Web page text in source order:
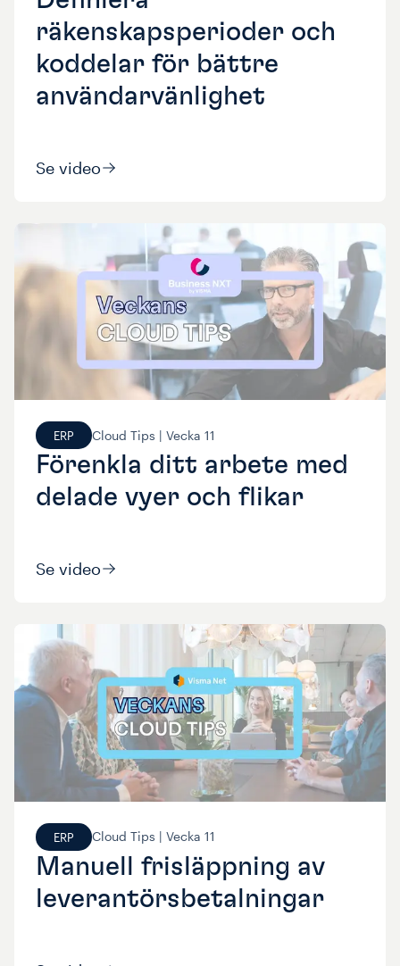
räkenskapsperioder och
koddelar för bättre
användarvänlighet
Se video
ERP Cloud Tips | Vecka 11
Förenkla ditt arbete med
delade vyer och flikar
Se video
ERP Cloud Tips | Vecka 11
Manuell frisläppning av
leverantörsbetalningar